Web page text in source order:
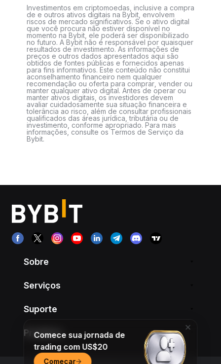
Investimentos em criptomoedas, inclusive a compra
de e outros ativos digitais na Bybit, envolvem
riscos de mercado significativos. Se o ativo digital
que você procura não estiver disponível no
momento na Bybit, ele poderá ser disponibilizado
no futuro. A Bybit não é responsável por quaisquer
resultados de investimento. As informações de
preços e outros dados apresentados aqui são
obtidos de fontes públicas e fornecidos apenas
para fins informativos. Este conteúdo não constitui
aconselhamento financeiro nem qualquer
recomendação ou oferta para comprar, vender ou
manter qualquer ativo digital. Antes de operar ou
manter ativos digitais, os investidores devem
avaliar cuidadosamente sua situação financeira e
tolerância ao risco, além de consultar profissionais
qualificados das áreas jurídica, tributária ou de
investimento, conforme apropriado. Para mais
informações, consulte os Termos de Serviço da
Bybit.
Sobre
Serviços
Suporte
Produtos
Comece sua jornada de
trading com US$20
Começar